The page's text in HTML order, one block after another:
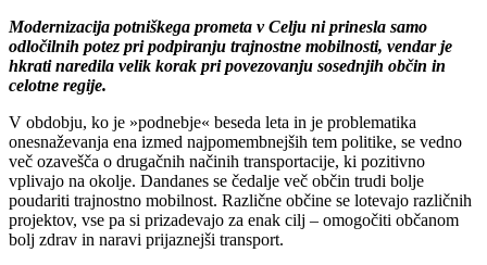
Modernizacija potniškega prometa v Celju ni prinesla samo
odločilnih potez pri podpiranju trajnostne mobilnosti, vendar je
hkrati naredila velik korak pri povezovanju sosednjih občin in
celotne regije.
V obdobju, ko je »podnebje« beseda leta in je problematika
onesnaževanja ena izmed najpomembnejših tem politike, se vedno
več ozavešča o drugačnih načinih transportacije, ki pozitivno
vplivajo na okolje. Dandanes se čedalje več občin trudi bolje
poudariti trajnostno mobilnost. Različne občine se lotevajo različnih
projektov, vse pa si prizadevajo za enak cilj – omogočiti občanom
bolj zdrav in naravi prijaznejši transport.